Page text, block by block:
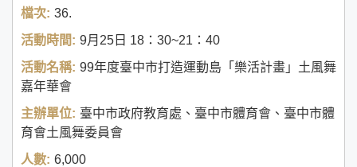
36.
9月25日 18：30~21：40
99年度臺中市打造運動島「樂活計畫」土風舞
嘉年華會
臺中市政府教育處、臺中市體育會、臺中市體
育會土風舞委員會
6,000